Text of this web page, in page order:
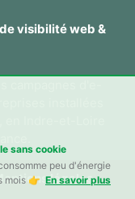
sans cookie
peu d'énergie
mois 👉 En savoir plus
visibilité web &
installées
légales